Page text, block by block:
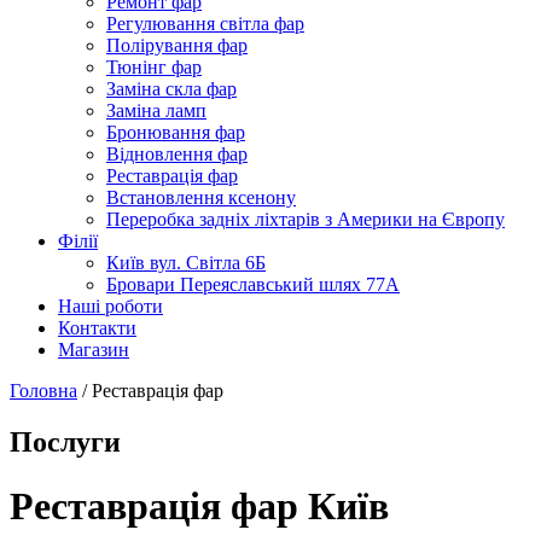
Регулювання світла фар
Полірування фар
Тюнінг фар
Заміна скла фар
Заміна ламп
Бронювання фар
Відновлення фар
Реставрація фар
Встановлення ксенону
Переробка задніх ліхтарів з Америки на Європу
Філії
Київ вул. Світла 6Б
Бровари Переяславський шлях 77А
Наші роботи
Контакти
Магазин
Головна /Реставрація фар
Послуги
Реставрація фар Київ